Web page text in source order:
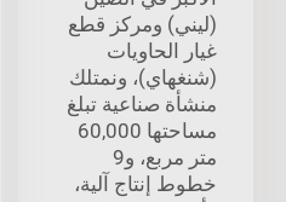
(ليني) ومركز قطع
غيار الحاويات
(شنغهاي)، ونمتلك
منشأة صناعية تبلغ
مساحتها 60,000
متر مربع، و9
خطوط إنتاج آلية،